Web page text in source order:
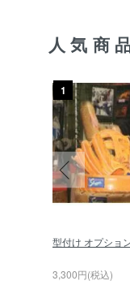
人気商
1
型付け オプショ
3,300円(税込)